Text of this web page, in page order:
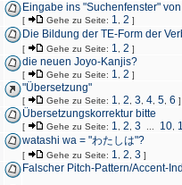
Eingabe ins "Suchenfenster"
[ Gehe zu Seite: 1 2 ]
Die Bildung der TE-Form der
[ Gehe zu Seite: 1 2 ]
die neuen Joyo-Kanjis?
[ Gehe zu Seite: 1 2 ]
"Übersetzung"
[ Gehe zu Seite: 1 2 3 4 5 6 ]
Übersetzungskorrektur bitte
[ Gehe zu Seite: 1 2 3 10
watashi wa = "わたしは"?
[ Gehe zu Seite: 1 2 3 ]
Falscher Pitch-Pattern/Accent-